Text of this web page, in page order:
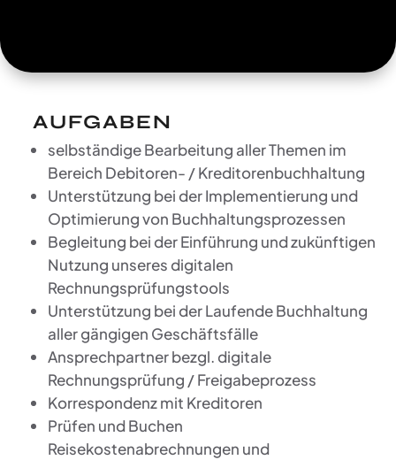
AUFGABEN
selbständige Bearbeitung aller Themen im
Bereich Debitoren- / Kreditorenbuchhaltung
Unterstützung bei der Implementierung und
Optimierung von Buchhaltungsprozessen
Begleitung bei der Einführung und zukünftigen
Nutzung unseres digitalen
Rechnungsprüfungstools
Unterstützung bei der Laufende Buchhaltung
aller gängigen Geschäftsfälle
Ansprechpartner bezgl. digitale
Rechnungsprüfung / Freigabeprozess
Korrespondenz mit Kreditoren
Prüfen und Buchen
Reisekostenabrechnungen und